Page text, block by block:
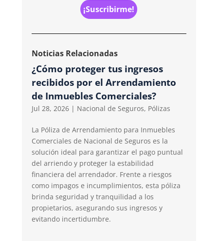
Noticias Relacionadas
¿Cómo proteger tus ingresos
recibidos por el Arrendamiento
de Inmuebles Comerciales?
Jul 28, 2026| Nacional de Seguros, Pólizas
La Póliza de Arrendamiento para Inmuebles
Comerciales de Nacional de Seguros es la
solución ideal para garantizar el pago puntual
del arriendo y proteger la estabilidad
financiera del arrendador. Frente a riesgos
como impagos e incumplimientos, esta póliza
brinda seguridad y tranquilidad a los
propietarios, asegurando sus ingresos y
evitando incertidumbre.